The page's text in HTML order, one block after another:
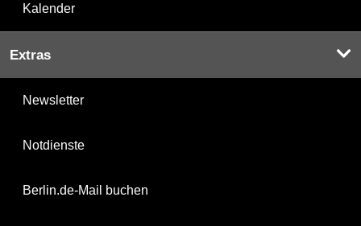
Kalender
Extras
Newsletter
Notdienste
Berlin.de-Mail buchen